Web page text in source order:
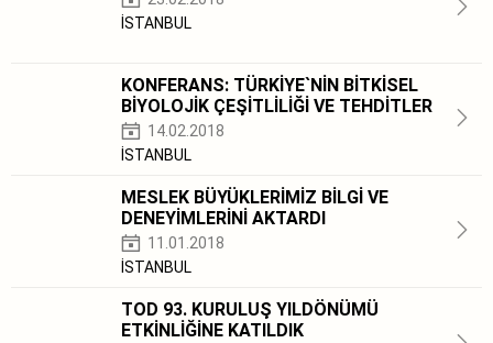
İSTANBUL
KONFERANS: TÜRKİYE`NİN BİTKİSEL
BİYOLOJİK ÇEŞİTLİLİĞİ VE TEHDİTLER
14.02.2018
İSTANBUL
MESLEK BÜYÜKLERİMİZ BİLGİ VE
DENEYİMLERİNİ AKTARDI
11.01.2018
İSTANBUL
TOD 93. KURULUŞ YILDÖNÜMÜ
ETKİNLİĞİNE KATILDIK